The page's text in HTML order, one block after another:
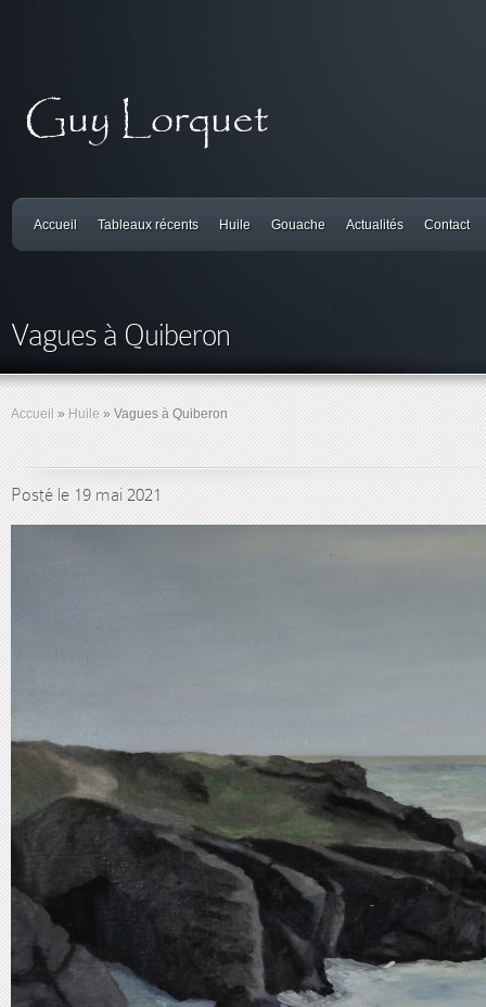
Accueil Tableaux récents Huile Gouache Actualités Contact
Vagues à Quiberon
Accueil » Huile » Vagues à Quiberon
Posté le 19 mai 2021